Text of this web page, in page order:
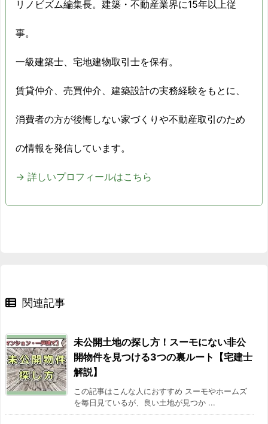
リノビズム編集長。建築・不動産業界に15年以上従
事。
一級建築士、宅地建物取引士を保有。
賃貸仲介、売買仲介、建築設計の実務経験をもとに、
消費者の方が後悔しない家づくりや不動産取引のため
の情報を発信しています。
→ 詳しいプロフィールはこちら
関連記事
未公開土地の探し方！スーモにない非公
開物件を見つける3つの裏ルート【宅建士
解説】
この記事はこんな人におすすめ スーモやホームズ
を毎日見ているが、良い土地が見つか ...